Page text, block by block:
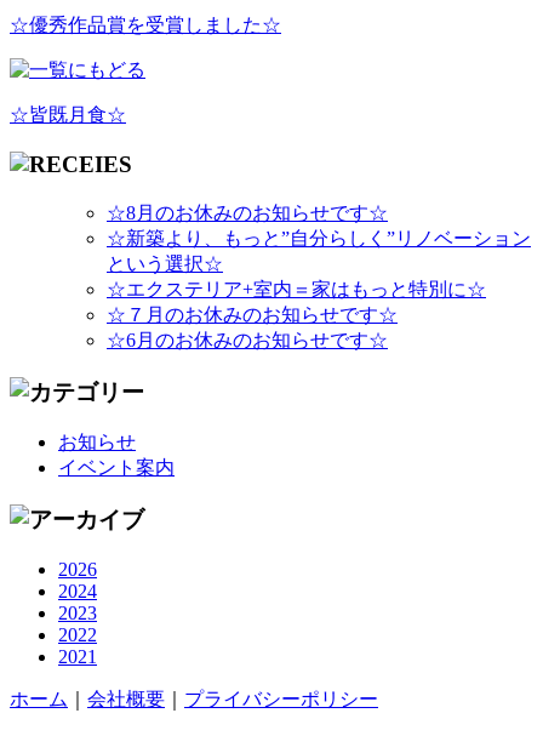
☆優秀作品賞を受賞しました☆
☆皆既月食☆
☆8月のお休みのお知らせです☆
☆新築より、もっと”自分らしく”リノベーション
という選択☆
☆エクステリア+室内＝家はもっと特別に☆
☆７月のお休みのお知らせです☆
☆6月のお休みのお知らせです☆
お知らせ
イベント案内
2026
2024
2023
2022
2021
ホーム 会社概要 プライバシーポリシー